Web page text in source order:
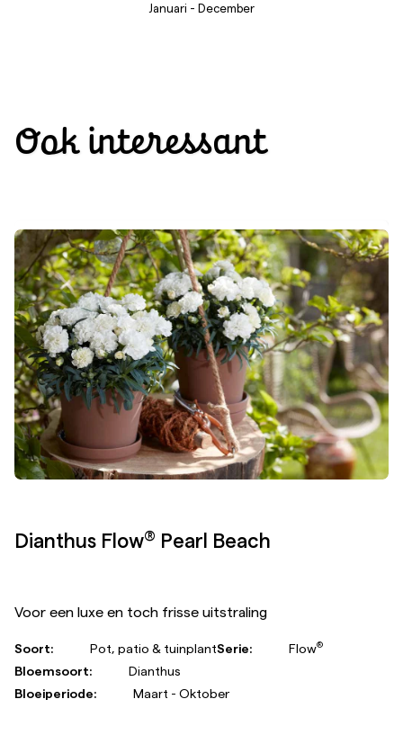
Januari - December
Ook interessant
Dianthus Flow® Pearl Beach
Voor een luxe en toch frisse uitstraling
Soort: Pot, patio & tuinplantSerie: Flow®
Bloemsoort:
Dianthus
Bloeiperiode:
Maart - Oktober